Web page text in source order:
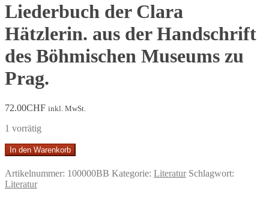
Liederbuch der Clara
Hätzlerin. aus der Handschrift
des Böhmischen Museums zu
Prag.
72.00CHF inkl. MwSt.
1 vorrätig
Liederbuch
der
Clara
Hätzlerin.
aus
In den Warenkorb
Artikelnummer: 100000BB Kategorie: Literatur Schlagwort:
Literatur